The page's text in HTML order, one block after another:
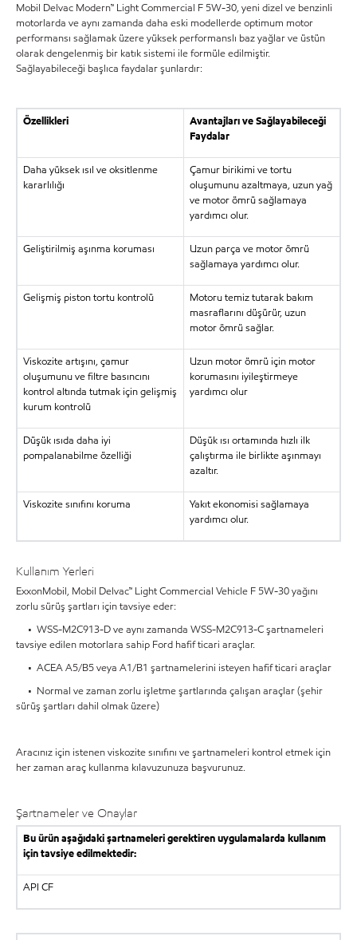
Mobil Delvac Modern™ Light Commercial F 5W-30, yeni dizel ve benzinli
motorlarda ve aynı zamanda daha eski modellerde optimum motor
performansı sağlamak üzere yüksek performanslı baz yağlar ve üstün
olarak dengelenmiş bir katık sistemi ile formüle edilmiştir.
Sağlayabileceği başlıca faydalar şunlardır:
Özellikleri
Avantajları ve Sağlayabileceği
Faydalar
Daha yüksek ısıl ve oksitlenme
kararlılığı
Çamur birikimi ve tortu
oluşumunu azaltmaya, uzun yağ
ve motor ömrü sağlamaya
yardımcı olur.
Geliştirilmiş aşınma koruması
Uzun parça ve motor ömrü
sağlamaya yardımcı olur.
Gelişmiş piston tortu kontrolü
Motoru temiz tutarak bakım
masraflarını düşürür, uzun
motor ömrü sağlar.
Viskozite artışını, çamur
oluşumunu ve filtre basıncını
kontrol altında tutmak için gelişmiş
kurum kontrolü
Uzun motor ömrü için motor
korumasını iyileştirmeye
yardımcı olur
Düşük ısıda daha iyi
pompalanabilme özelliği
Düşük ısı ortamında hızlı ilk
çalıştırma ile birlikte aşınmayı
azaltır.
Viskozite sınıfını koruma
Yakıt ekonomisi sağlamaya
yardımcı olur.
Kullanım Yerleri
ExxonMobil, Mobil Delvac™ Light Commercial Vehicle F 5W-30 yağını
zorlu sürüş şartları için tavsiye eder:
• WSS-M2C913-D ve aynı zamanda WSS-M2C913-C şartnameleri
tavsiye edilen motorlara sahip Ford hafif ticari araçlar.
• ACEA A5/B5 veya A1/B1 şartnamelerini isteyen hafif ticari araçlar
• Normal ve zaman zorlu işletme şartlarında çalışan araçlar (şehir
sürüş şartları dahil olmak üzere)
Aracınız için istenen viskozite sınıfını ve şartnameleri kontrol etmek için
her zaman araç kullanma kılavuzunuza başvurunuz.
Şartnameler ve Onaylar
Bu ürün aşağıdaki şartnameleri gerektiren uygulamalarda kullanım
için tavsiye edilmektedir:
API CF